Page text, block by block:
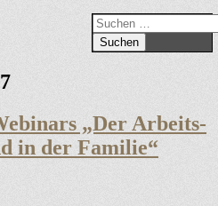
Suchen
nach:
„Der Arbeits-
in der Familie“